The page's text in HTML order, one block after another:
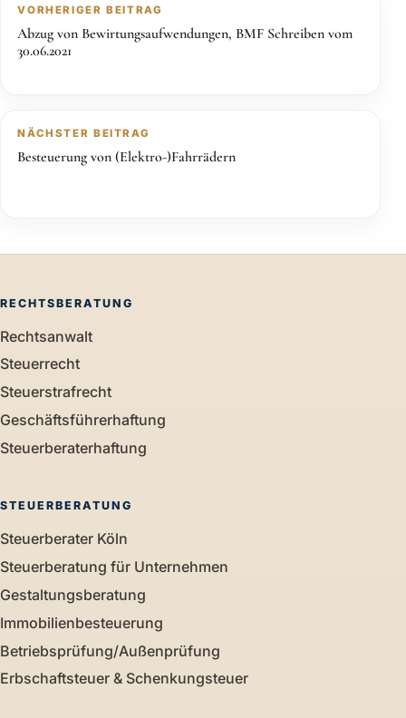
VORHERIGER BEITRAG
Abzug von Bewirtungsaufwendungen, BMF Schreiben vom
30.06.2021
NÄCHSTER BEITRAG
Besteuerung von (Elektro-)Fahrrädern
RECHTSBERATUNG
Rechtsanwalt
Steuerrecht
Steuerstrafrecht
Geschäftsführerhaftung
Steuerberaterhaftung
STEUERBERATUNG
Steuerberater Köln
Steuerberatung für Unternehmen
Gestaltungsberatung
Immobilienbesteuerung
Betriebsprüfung/Außenprüfung
Erbschaftsteuer & Schenkungsteuer